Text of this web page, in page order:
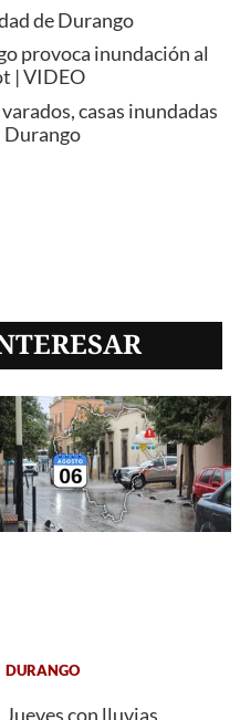
de Durango
provoca inundación al
| VIDEO
casas inundadas
Durango
DURANGO
Jueves con lluvias